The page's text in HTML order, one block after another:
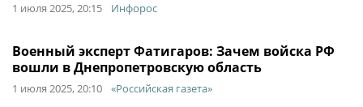
1 июля 2025, 20:15 Инфорос
Военный эксперт Фатигаров: Зачем войска РФ
вошли в Днепропетровскую область
1 июля 2025, 20:10 «Российская газета»